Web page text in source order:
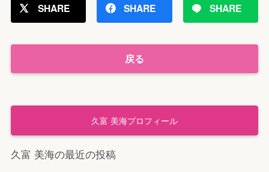
SHARE SHARE SHARE
戻る
久富 美海プロフィール
久富 美海の最近の投稿